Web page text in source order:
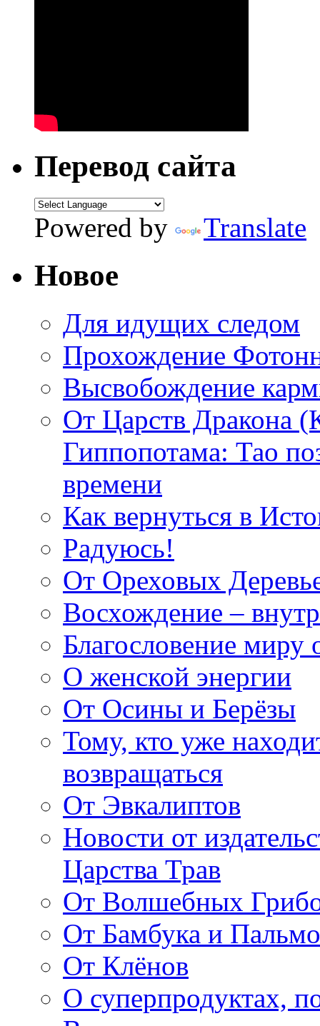
Перевод сайта
Powered by Translate
Новое
Для идущих следом
Прохождение
Высвобождение
От Царств Дракона
Гиппопотама: Тао
времени
Как вернуться в
Радуюсь!
От Ореховых
Восхождение –
Благословение миру
О женской энергии
От Осины и Берёзы
Тому, кто уже
возвращаться
От Эвкалиптов
Новости от
Царства Трав
От Волшебных
От Бамбука и
От Клёнов
О суперпродуктах,